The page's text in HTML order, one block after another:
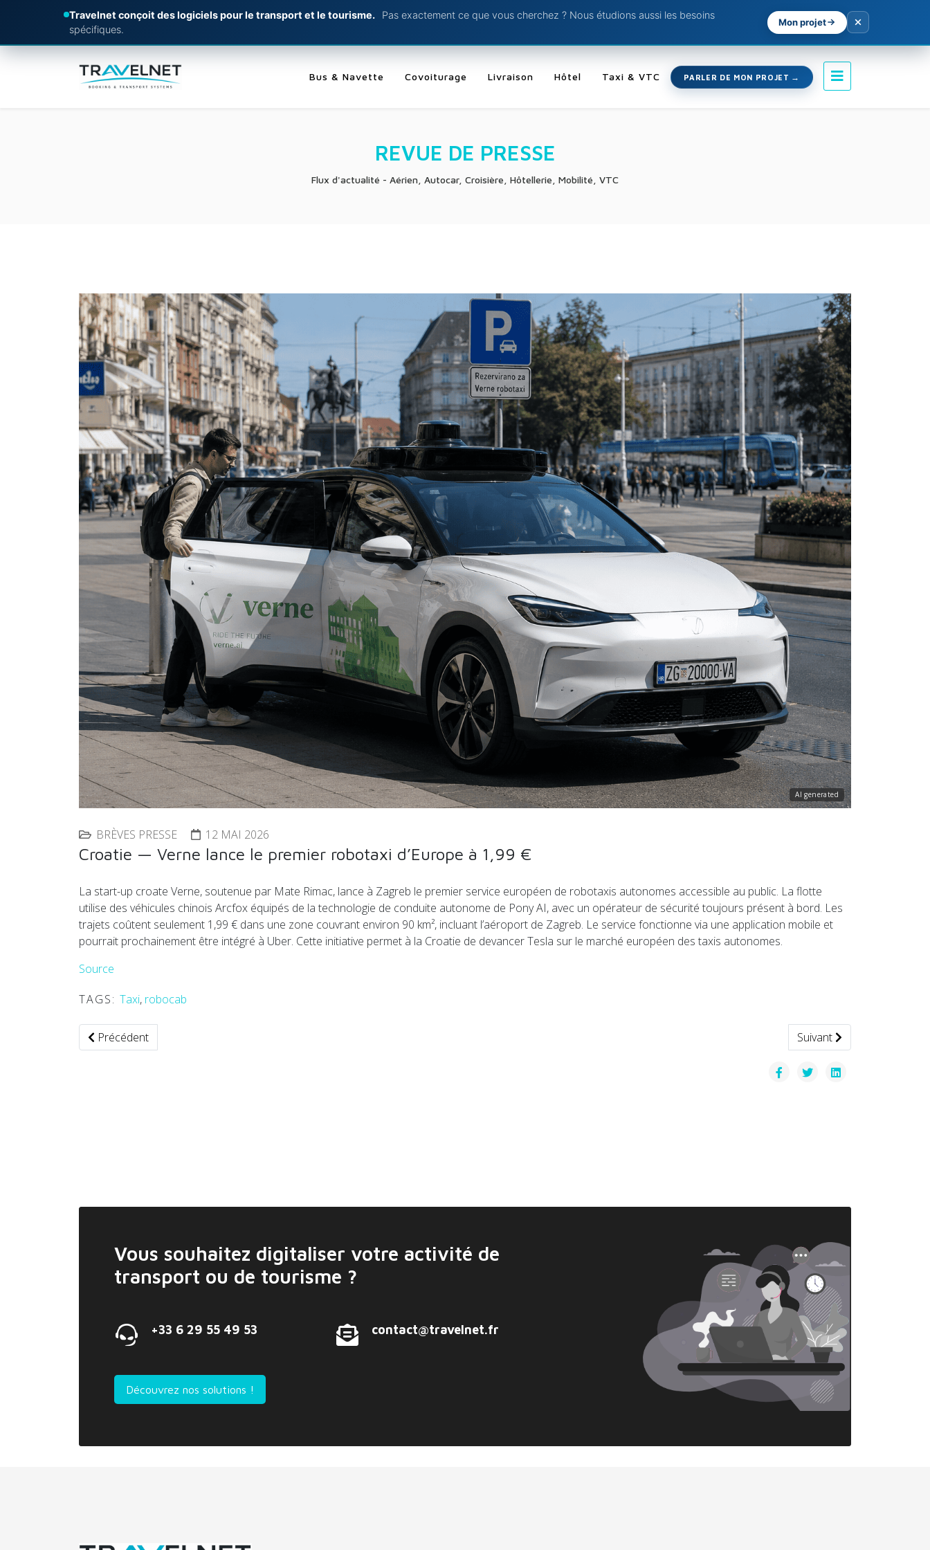
Travelnet conçoit des logiciels pour le transport et le tourisme.
Pas exactement ce que vous cherchez ? Nous étudions aussi les besoins
spécifiques.
Mon projet
Bus & Navette Covoiturage Livraison Hôtel Taxi & VTC PARLER DE MON PROJET
REVUE DE PRESSE
Flux d'actualité - Aérien, Autocar, Croisière, Hôtellerie, Mobilité, VTC
AI generated
BRÈVES PRESSE 12 MAI 2026
Croatie — Verne lance le premier robotaxi d’Europe à 1,99 €
La start-up croate Verne, soutenue par Mate Rimac, lance à Zagreb le premier service européen de robotaxis autonomes accessible au public. La flotte
utilise des véhicules chinois Arcfox équipés de la technologie de conduite autonome de Pony AI, avec un opérateur de sécurité toujours présent à bord. Les
trajets coûtent seulement 1,99 € dans une zone couvrant environ 90 km², incluant l’aéroport de Zagreb. Le service fonctionne via une application mobile et
pourrait prochainement être intégré à Uber. Cette initiative permet à la Croatie de devancer Tesla sur le marché européen des taxis autonomes.
Source
TAGS: Taxi, robocab
Article précédent : Des taxis volants électriques bientôt entre Nice et Saint-Tropez
Précédent Article suivant : Monde —
Suivant
Vous souhaitez digitaliser votre activité de
transport ou de tourisme ?
+33 6 29 55 49 53 contact@travelnet.fr
Découvrez nos solutions !